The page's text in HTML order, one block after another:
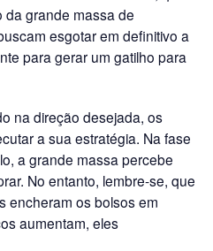
da grande massa de
esgotar em definitivo a
para gerar um gatilho para
na direção desejada, os
a sua estratégia. Na fase
a grande massa percebe
No entanto, lembre-se, que
encheram os bolsos em
aumentam, eles